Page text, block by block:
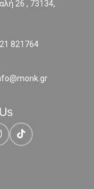
26 , 73134,
821764